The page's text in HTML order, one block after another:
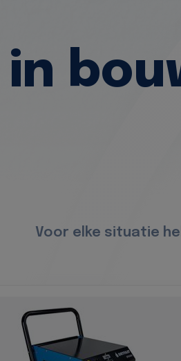
in
Voor elke situatie